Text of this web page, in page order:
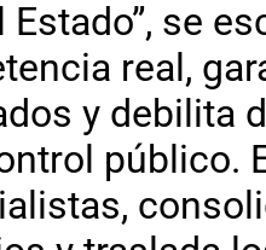
se
real,
y debilita
público.